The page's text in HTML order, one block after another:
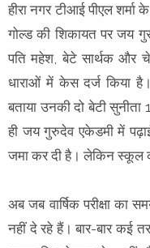
हीरा नगर टीआई पीएल शर्मा
गोल्ड की शिकायत पर जय
पति महेश, बेटे सार्थक और
धाराओं में केस दर्ज किया
बताया उनकी दो बेटी सुनीता
ही जय गुरुदेव एकेडमी में
जमा कर दी है। लेकिन स्कूल
अब जब वार्षिक परीक्षा
नहीं दे रहे हैं। बार-बार कई